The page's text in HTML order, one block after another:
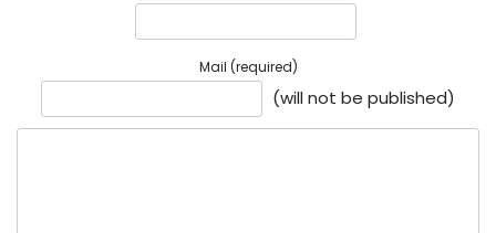
Mail (required)
(will not be published)